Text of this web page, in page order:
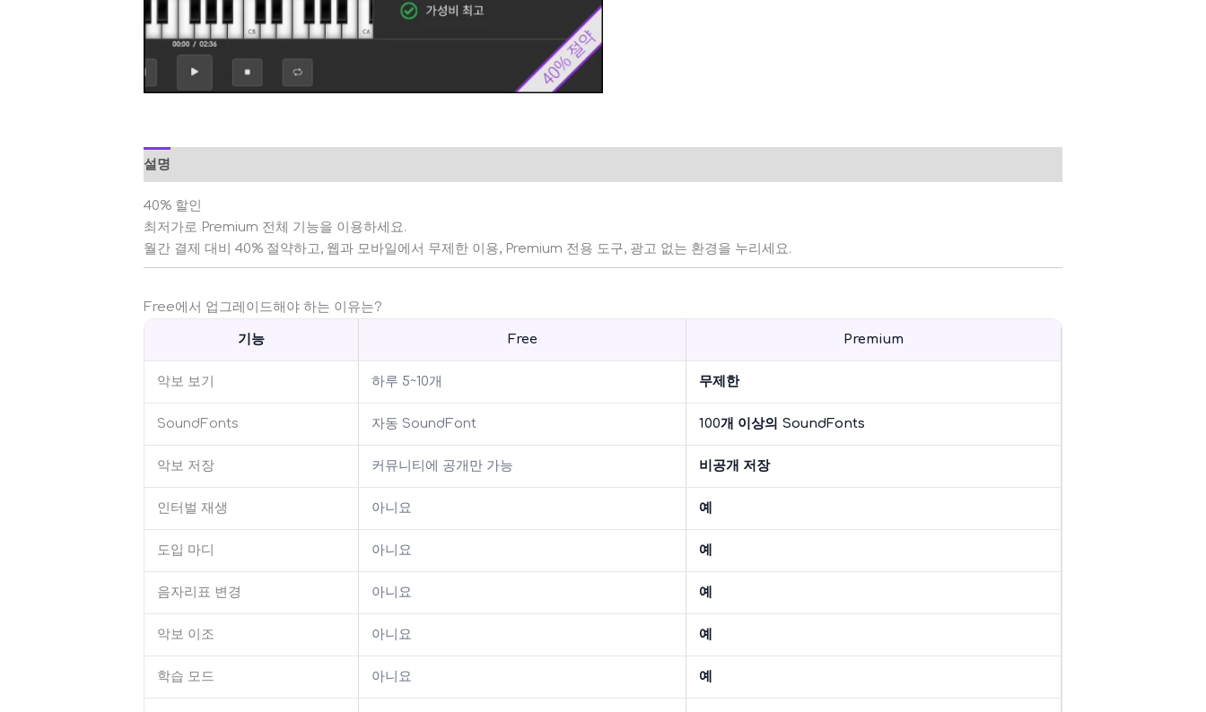
설명
40% 할인
최저가로 Premium 전체 기능을 이용하세요.
월간 결제 대비 40% 절약하고, 웹과 모바일에서 무제한 이용, Premium 전용 도구, 광고 없는 환경을 누리세요.
Free에서 업그레이드해야 하는 이유는?
기능 Free Premium
악보 보기 하루 5~10개 무제한
SoundFonts 자동 SoundFont 100개 이상의 SoundFonts
악보 저장 커뮤니티에 공개만 가능 비공개 저장
인터벌 재생 아니요 예
도입 마디 아니요 예
음자리표 변경 아니요 예
악보 이조 아니요 예
학습 모드 아니요 예